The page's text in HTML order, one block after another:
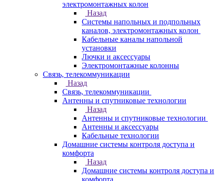
электромонтажных колон
Назад
Системы напольных и подпольных
каналов, электромонтажных колон
Кабельные каналы напольной
установки
Лючки и аксессуары
Электромонтажные колонны
Связь, телекоммуникации
Назад
Связь, телекоммуникации
Антенны и спутниковые технологии
Назад
Антенны и спутниковые технологии
Антенны и аксессуары
Кабельные технологии
Домашние системы контроля доступа и
комфорта
Назад
Домашние системы контроля доступа и
комфорта